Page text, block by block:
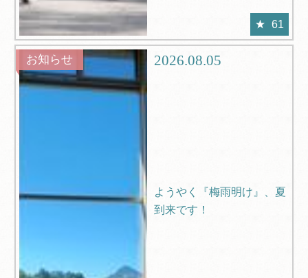
61
お知らせ 2026.08.05
ようやく『梅雨明け』、夏
到来です！